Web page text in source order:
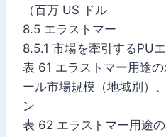
（百万 US ドル
8.5 エラストマー
8.5.1 市場を牽引するPU
表 61 エラストマー用途
ール市場規模（地域別）
ン
表 62 エラストマー用途